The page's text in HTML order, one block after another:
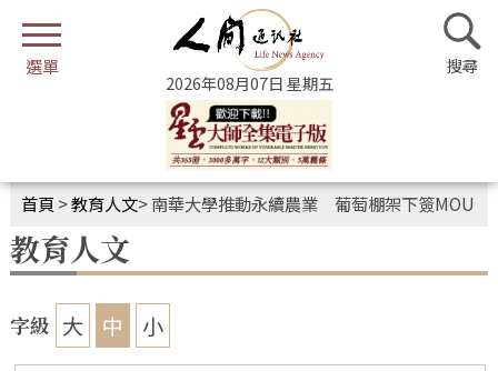
2026年08月07日 星期五
首頁 >教育人文>南華大學推動永續農業 葡萄棚架下簽MOU
教育人文
字級 大 中 小